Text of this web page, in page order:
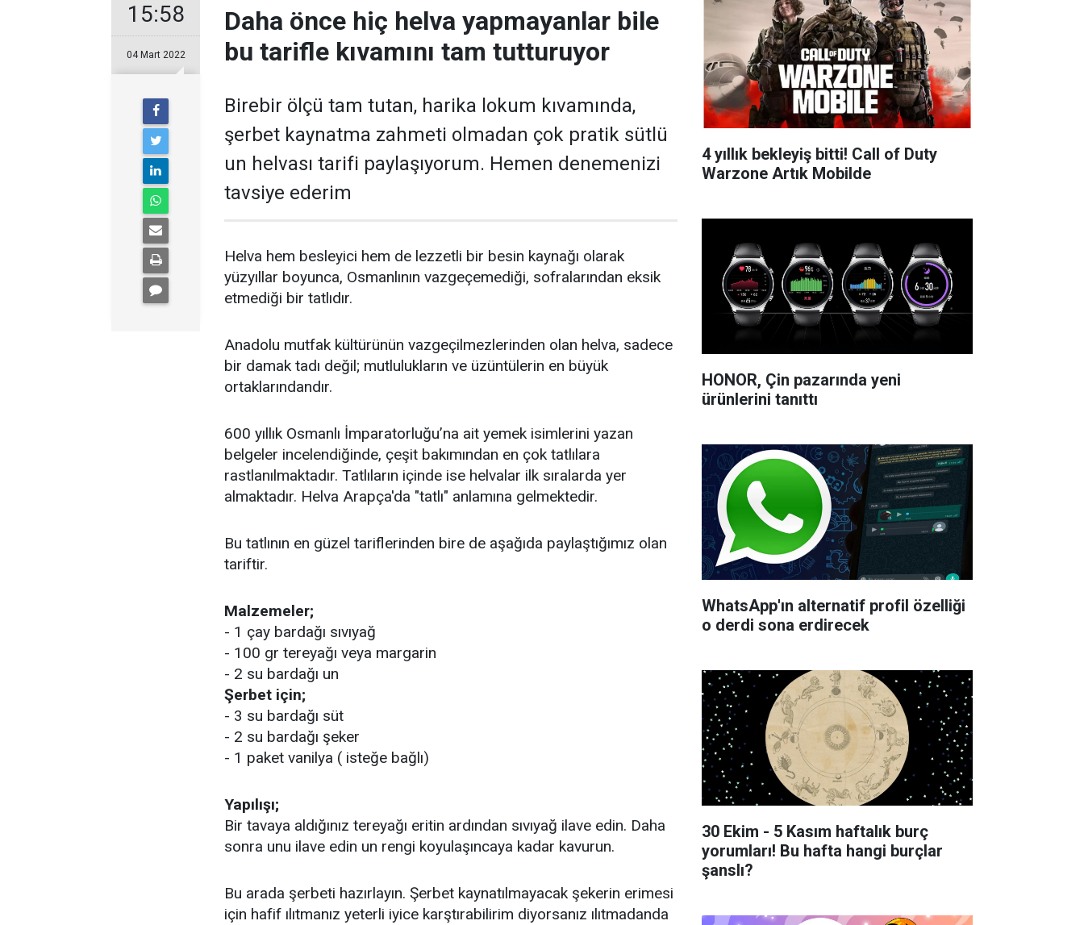
15:58
04 Mart 2022
Daha önce hiç helva yapmayanlar bile
bu tarifle kıvamını tam tutturuyor
Birebir ölçü tam tutan, harika lokum kıvamında,
şerbet kaynatma zahmeti olmadan çok pratik sütlü
un helvası tarifi paylaşıyorum. Hemen denemenizi
tavsiye ederim
Helva hem besleyici hem de lezzetli bir besin kaynağı olarak
yüzyıllar boyunca, Osmanlının vazgeçemediği, sofralarından eksik
etmediği bir tatlıdır.
Anadolu mutfak kültürünün vazgeçilmezlerinden olan helva, sadece
bir damak tadı değil; mutlulukların ve üzüntülerin en büyük
ortaklarındandır.
600 yıllık Osmanlı İmparatorluğu’na ait yemek isimlerini yazan
belgeler incelendiğinde, çeşit bakımından en çok tatlılara
rastlanılmaktadır. Tatlıların içinde ise helvalar ilk sıralarda yer
almaktadır. Helva Arapça'da "tatlı" anlamına gelmektedir.
Bu tatlının en güzel tariflerinden bire de aşağıda paylaştığımız olan
tariftir.
Malzemeler;
- 1 çay bardağı sıvıyağ
- 100 gr tereyağı veya margarin
- 2 su bardağı un
Şerbet için;
- 3 su bardağı süt
- 2 su bardağı şeker
- 1 paket vanilya ( isteğe bağlı)
Yapılışı;
Bir tavaya aldığınız tereyağı eritin ardından sıvıyağ ilave edin. Daha
sonra unu ilave edin un rengi koyulaşıncaya kadar kavurun.
Bu arada şerbeti hazırlayın. Şerbet kaynatılmayacak şekerin erimesi
için hafif ılıtmanız yeterli iyice karştırabilirim diyorsanız ılıtmadanda
4 yıllık bekleyiş bitti! Call of Duty
Warzone Artık Mobilde
HONOR, Çin pazarında yeni
ürünlerini tanıttı
WhatsApp'ın alternatif profil özelliği
o derdi sona erdirecek
30 Ekim - 5 Kasım haftalık burç
yorumları! Bu hafta hangi burçlar
şanslı?